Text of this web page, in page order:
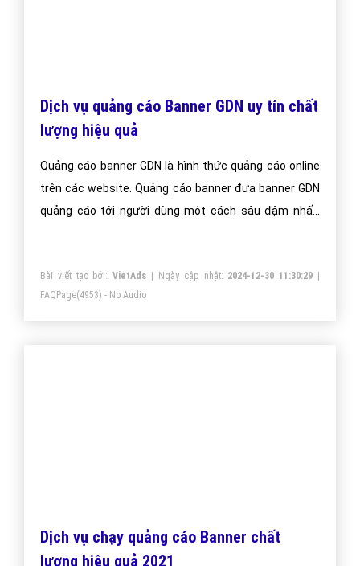
Dịch vụ quảng cáo Banner GDN uy tín chất
lượng hiệu quả
Quảng cáo banner GDN là hình thức quảng cáo online
trên các website. Quảng cáo banner đưa banner GDN
quảng cáo tới người dùng một cách sâu đậm nhất,
Bài viết tạo bởi:VietAds | Ngày cập nhật: 2024-12-30 11:30:29
FAQPage(4953) - No Audio
Dịch vụ chạy quảng cáo Banner chất
lượng hiệu quả 2021